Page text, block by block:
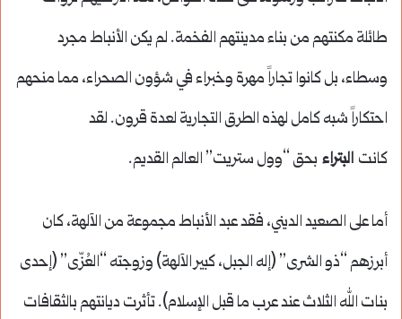
طائلة مكنتهم من بناء مدينتهم الفخمة. لم يكن الأنباط مجرد
وسطاء، بل كانوا تجاراً مهرة وخبراء في شؤون الصحراء، مما منحهم
احتكاراً شبه كامل لهذه الطرق التجارية لعدة قرون. لقد
كانت البتراء بحق “وول ستريت” العالم القديم.
أما على الصعيد الديني، فقد عبد الأنباط مجموعة من الآلهة، كان
أبرزهم “ذو الشرى” (إله الجبل، كبير الآلهة) وزوجته “العُزّى” (إحدى
بنات الله الثلاث عند عرب ما قبل الإسلام). تأثرت ديانتهم بالثقافات